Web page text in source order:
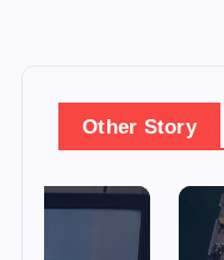
Other Story